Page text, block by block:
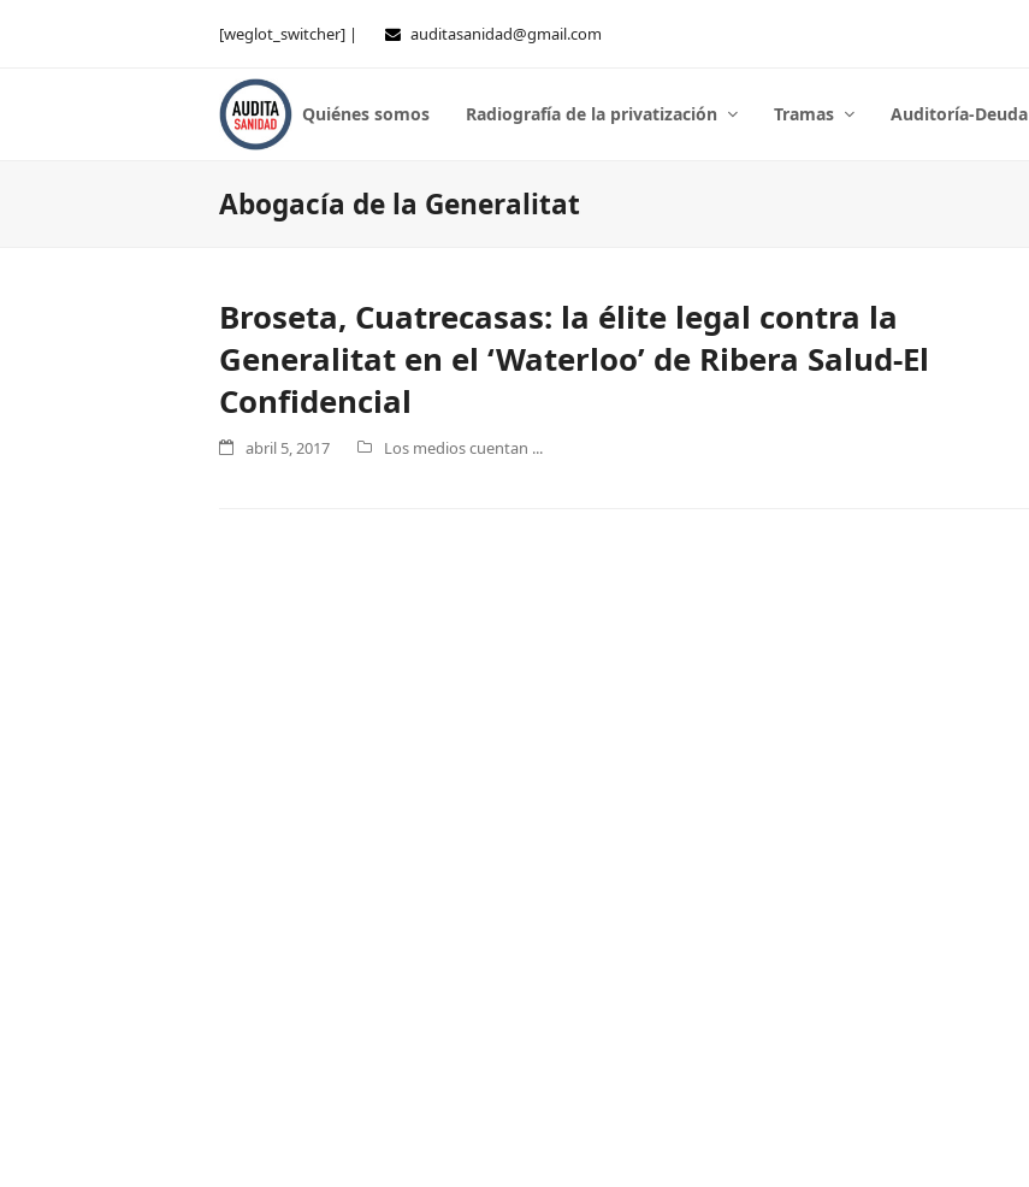
[weglot_switcher] | auditasanidad@gmail.com
Quiénes somos Radiografía de la privatización Tramas Auditoría-Deuda
Abogacía de la Generalitat
Broseta, Cuatrecasas: la élite legal contra la
Generalitat en el ‘Waterloo’ de Ribera Salud-El
Confidencial
abril 5, 2017 Los medios cuentan ...